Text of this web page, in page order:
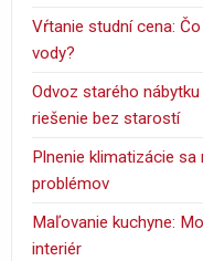
Vŕtanie studní cena:
vody?
Odvoz starého
riešenie bez starostí
Plnenie klimatizácie
problémov
Maľovanie kuchyne:
interiér